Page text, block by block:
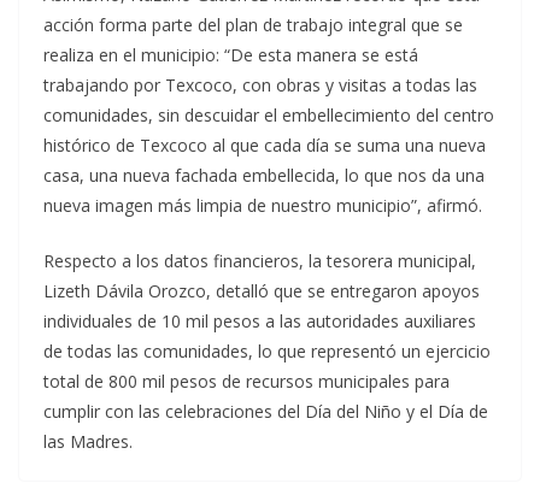
acción forma parte del plan de trabajo integral que se
realiza en el municipio: “De esta manera se está
trabajando por Texcoco, con obras y visitas a todas las
comunidades, sin descuidar el embellecimiento del centro
histórico de Texcoco al que cada día se suma una nueva
casa, una nueva fachada embellecida, lo que nos da una
nueva imagen más limpia de nuestro municipio”, afirmó.
​Respecto a los datos financieros, la tesorera municipal,
Lizeth Dávila Orozco, detalló que se entregaron apoyos
individuales de 10 mil pesos a las autoridades auxiliares
de todas las comunidades, lo que representó un ejercicio
total de 800 mil pesos de recursos municipales para
cumplir con las celebraciones del Día del Niño y el Día de
las Madres.